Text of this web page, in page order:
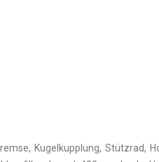
Kugelkupplung, Stützrad,